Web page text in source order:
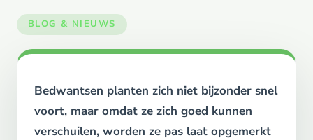
Bedwantsen planten zich niet bijzonder snel
voort, maar omdat ze zich goed kunnen
verschuilen, worden ze pas laat opgemerkt